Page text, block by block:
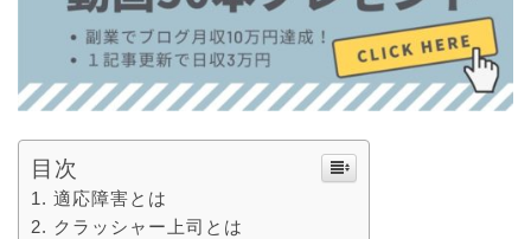
目次
適応障害とは
クラッシャー上司とは